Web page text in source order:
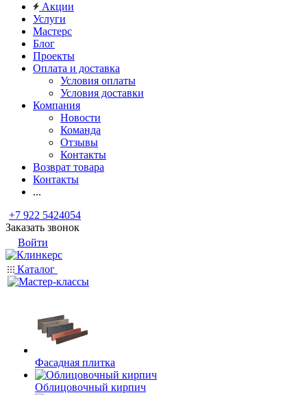
Акции
Услуги
Мастерс
Блог
Проекты
Оплата и доставка
Условия оплаты
Условия доставки
Компания
Новости
Команда
Отзывы
Контакты
Возврат товара
Контакты
...
+7 922 5424054
Заказать звонок
Войти
Каталог
Фасадная плитка
Облицовочный кирпич